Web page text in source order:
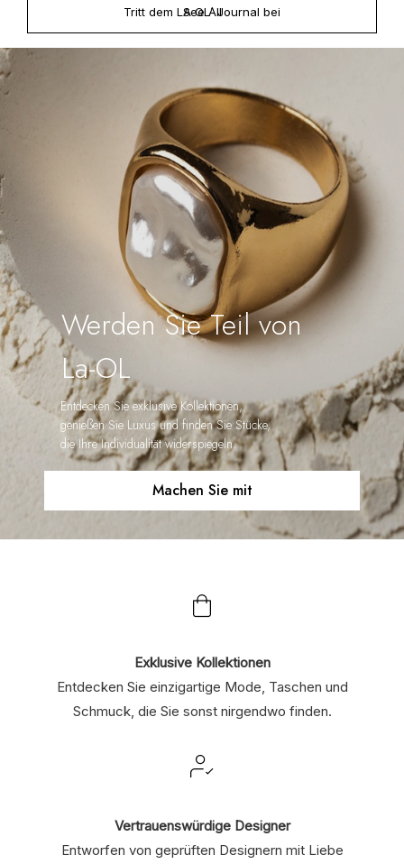
Tritt dem LA OL´ Journal bei
See All
Entdecken Sie exklusive Kollektionen,
genießen Sie Luxus und finden Sie Stücke,
die Ihre Individualität widerspiegeln.
Werden Sie Teil von
La-OL
Machen Sie mit
Exklusive Kollektionen
Entdecken Sie einzigartige Mode, Taschen und
Schmuck, die Sie sonst nirgendwo finden.
Vertrauenswürdige Designer
Entworfen von geprüften Designern mit Liebe